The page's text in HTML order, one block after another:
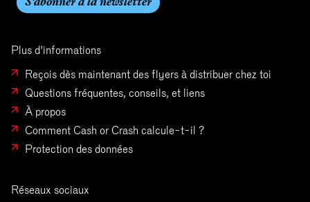
Plus d'informations
Reçois dès maintenant des flyers à distribuer chez toi
Questions fréquentes, conseils, et liens
À propos
Comment Cash or Crash calcule-t-il ?
Protection des données
Réseaux sociaux